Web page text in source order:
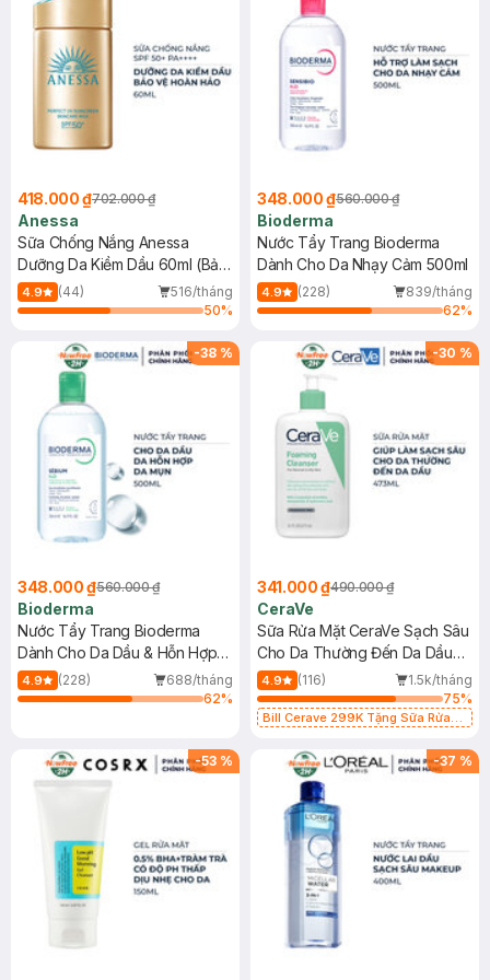
418.000 ₫702.000 ₫
Anessa
Sữa Chống Nắng Anessa
Dưỡng Da Kiềm Dầu 60ml (Bản
Mới)
4.9 (44)
516/tháng
50%
348.000 ₫560.000 ₫
Bioderma
Nước Tẩy Trang Bioderma
Dành Cho Da Nhạy Cảm 500ml
4.9 (228)
839/tháng
62%
-38 %
348.000 ₫560.000 ₫
Bioderma
Nước Tẩy Trang Bioderma
Dành Cho Da Dầu & Hỗn Hợp
500ml
4.9 (228)
688/tháng
62%
-30 %
341.000 ₫490.000 ₫
CeraVe
Sữa Rửa Mặt CeraVe Sạch Sâu
Cho Da Thường Đến Da Dầu
473ml
4.9 (116)
1.5k/tháng
75%
Bill Cerave 299K Tặng Sữa Rửa
-53 % -37 %